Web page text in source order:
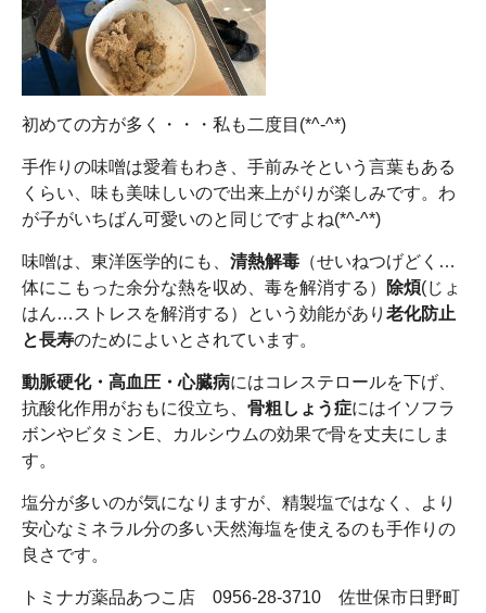
初めての方が多く・・・私も二度目(*^-^*)
手作りの味噌は愛着もわき、手前みそという言葉もある
くらい、味も美味しいので出来上がりが楽しみです。わ
が子がいちばん可愛いのと同じですよね(*^-^*)
味噌は、東洋医学的にも、 清熱解毒 （せいねつげどく…
体にこもった余分な熱を収め、毒を解消する）
除煩(じょ
はん…ストレスを解消する）という効能があり 老化防止
と長寿のためによいとされています。
動脈硬化・高血圧・心臓病にはコレステロールを下げ、
抗酸化作用がおもに役立ち、 骨粗しょう症にはイソフラ
ボンやビタミンE、カルシウムの効果で骨を丈夫にしま
す。
塩分が多いのが気になりますが、精製塩ではなく、より
安心なミネラル分の多い天然海塩を使えるのも手作りの
良さです。
トミナガ薬品あつこ店 0956-28-3710 佐世保市日野町